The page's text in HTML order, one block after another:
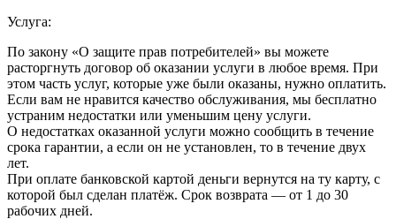
Услуга:
По закону «О защите прав потребителей» вы можете
расторгнуть договор об оказании услуги в любое время. При
этом часть услуг, которые уже были оказаны, нужно оплатить.
Если вам не нравится качество обслуживания, мы бесплатно
устраним недостатки или уменьшим цену услуги.
О недостатках оказанной услуги можно сообщить в течение
срока гарантии, а если он не установлен, то в течение двух
лет.
При оплате банковской картой деньги вернутся на ту карту, с
которой был сделан платёж. Срок возврата — от 1 до 30
рабочих дней.